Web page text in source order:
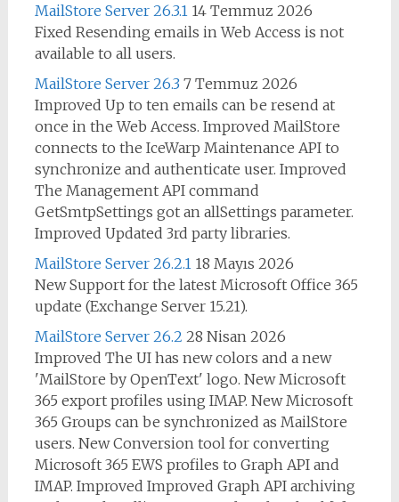
MailStore Server 26.3.1 14 Temmuz 2026
Fixed Resending emails in Web Access is not
available to all users.
MailStore Server 26.3 7 Temmuz 2026
Improved Up to ten emails can be resend at
once in the Web Access. Improved MailStore
connects to the IceWarp Maintenance API to
synchronize and authenticate user. Improved
The Management API command
GetSmtpSettings got an allSettings parameter.
Improved Updated 3rd party libraries.
MailStore Server 26.2.1 18 Mayıs 2026
New Support for the latest Microsoft Office 365
update (Exchange Server 15.21).
MailStore Server 26.2 28 Nisan 2026
Improved The UI has new colors and a new
'MailStore by OpenText' logo. New Microsoft
365 export profiles using IMAP. New Microsoft
365 Groups can be synchronized as MailStore
users. New Conversion tool for converting
Microsoft 365 EWS profiles to Graph API and
IMAP. Improved Improved Graph API archiving